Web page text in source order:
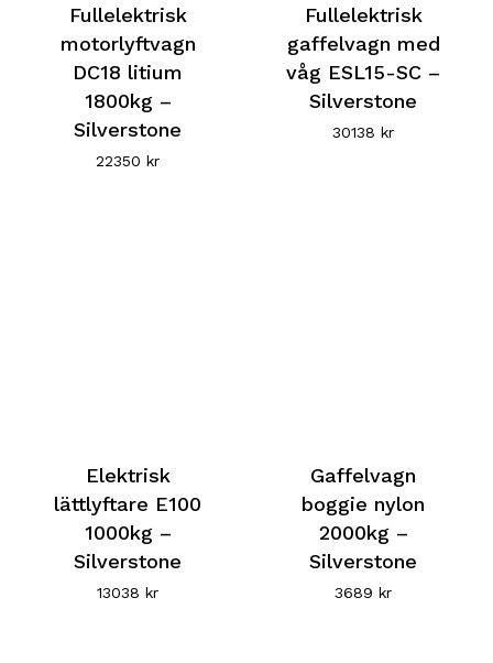
Fullelektrisk
motorlyftvagn
DC18 litium
1800kg –
Silverstone
22350kr
Fullelektrisk
gaffelvagn med
våg ESL15-SC –
Silverstone
30138kr
Elektrisk
lättlyftare E100
1000kg –
Silverstone
13038kr
Gaffelvagn
boggie nylon
2000kg –
Silverstone
3689kr